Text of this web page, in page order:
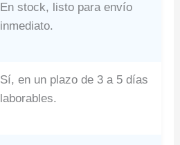
En stock, listo para envío
inmediato.
Sí, en un plazo de 3 a 5 días
laborables.